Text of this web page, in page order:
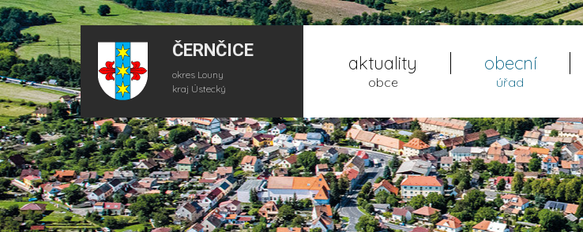
ČERNČICE
okres Louny
kraj Ústecký
aktuality
obce
obecní
úřad